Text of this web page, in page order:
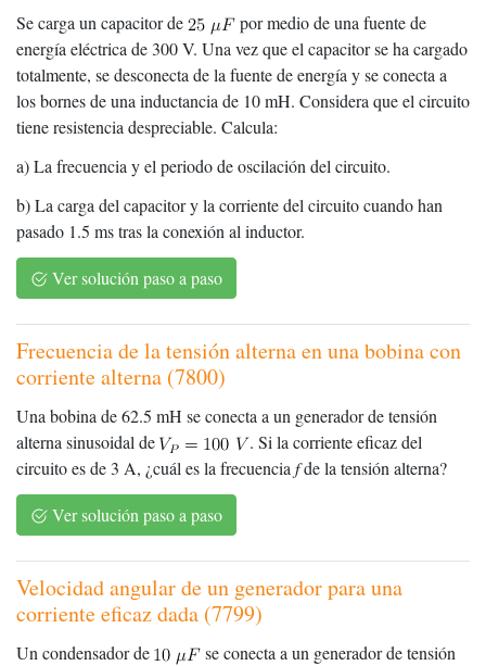
Se carga un capacitor de
por medio de una fuente de
energía eléctrica de 300 V. Una vez que el capacitor se ha cargado
totalmente, se desconecta de la fuente de energía y se conecta a
los bornes de una inductancia de 10 mH. Considera que el circuito
tiene resistencia despreciable. Calcula:
a) La frecuencia y el periodo de oscilación del circuito.
b) La carga del capacitor y la corriente del circuito cuando han
pasado 1.5 ms tras la conexión al inductor.
Ver solución paso a paso
Frecuencia de la tensión alterna en una bobina con
corriente alterna (7800)
Una bobina de 62.5 mH se conecta a un generador de tensión
alterna sinusoidal de
. Si la corriente eficaz del
circuito es de 3 A, ¿cuál es la frecuenciafde la tensión alterna?
Ver solución paso a paso
Velocidad angular de un generador para una
corriente eficaz dada (7799)
Un condensador de
se conecta a un generador de tensión